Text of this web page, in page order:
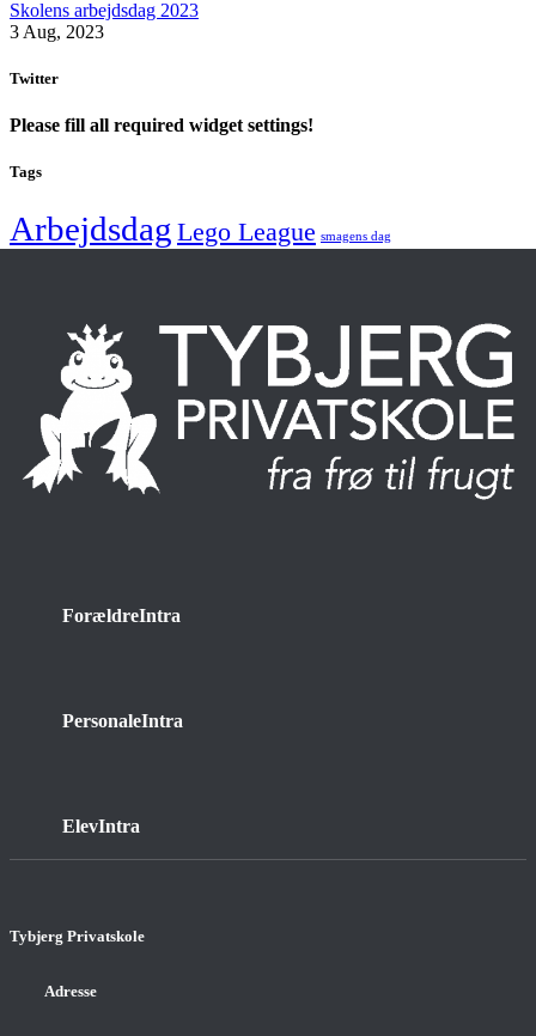
Skolens arbejdsdag 2023
3 Aug, 2023
Twitter
Please fill all required widget settings!
Tags
Arbejdsdag Lego League smagens dag
ForældreIntra
PersonaleIntra
ElevIntra
Tybjerg Privatskole
Adresse